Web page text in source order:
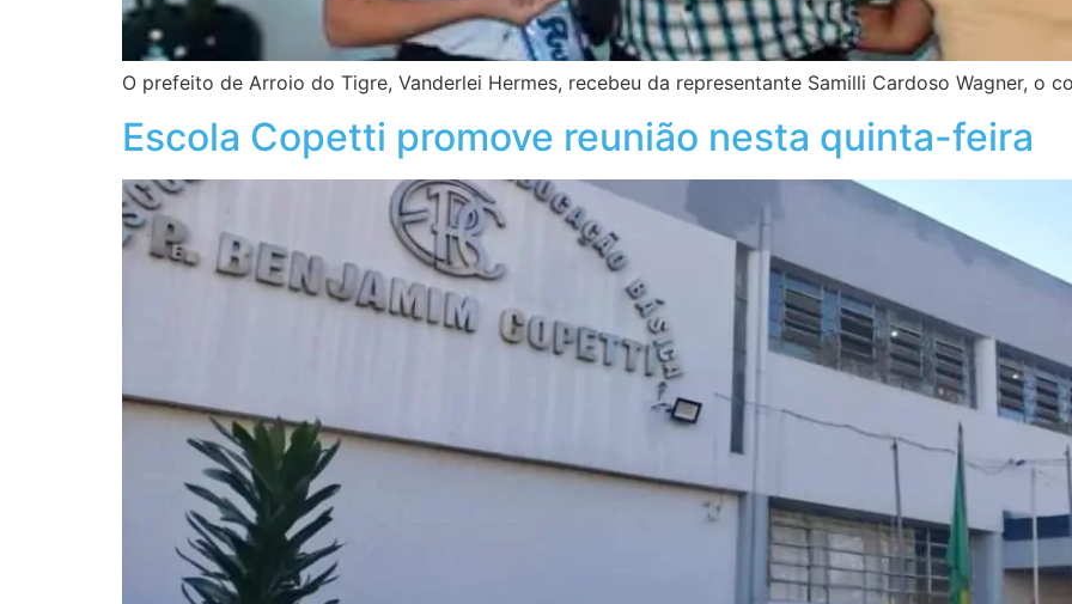
O prefeito de Arroio do Tigre, Vanderlei Hermes, recebeu da representante Samilli Cardoso Wagner, o
Escola Copetti promove reunião nesta quinta-feira